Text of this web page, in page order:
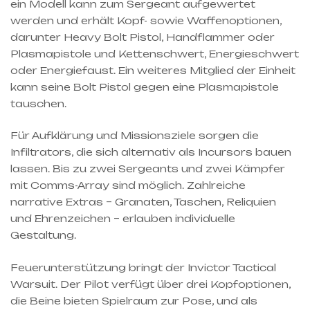
ein Modell kann zum Sergeant aufgewertet
werden und erhält Kopf- sowie Waffenoptionen,
darunter Heavy Bolt Pistol, Handflammer oder
Plasmapistole und Kettenschwert, Energieschwert
oder Energiefaust. Ein weiteres Mitglied der Einheit
kann seine Bolt Pistol gegen eine Plasmapistole
tauschen.
Für Aufklärung und Missionsziele sorgen die
Infiltrators, die sich alternativ als Incursors bauen
lassen. Bis zu zwei Sergeants und zwei Kämpfer
mit Comms-Array sind möglich. Zahlreiche
narrative Extras – Granaten, Taschen, Reliquien
und Ehrenzeichen – erlauben individuelle
Gestaltung.
Feuerunterstützung bringt der Invictor Tactical
Warsuit. Der Pilot verfügt über drei Kopfoptionen,
die Beine bieten Spielraum zur Pose, und als